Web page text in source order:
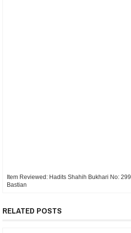
Item Reviewed: Hadits Shahih Bukhari No: 299
Bastian
RELATED POSTS